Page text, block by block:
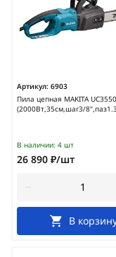
Артикул: 6903
Пила цепная MAKITA
(2000Вт,35см,шаг3/
В наличии: 4 шт
26 890 ₽/шт
В